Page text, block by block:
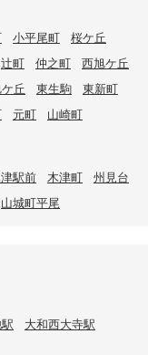
小平尾町
桜ケ丘
辻町 仲之町
西旭ケ丘
丘 東生駒
東新町
元町 山崎町
駅前 木津町
州見台
山城町平尾
大和西大寺駅